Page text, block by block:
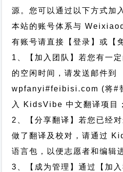
源。您可以通过以下方式加
本站的账号体系与
有账号请直接【登录】或【
1、【加入团队】若您有一
的空闲时间，请发送邮件到
wpfanyi#feibisi.com (将#
入 KidsVibe 中文翻译项目；
2、【分享翻译】若您已经
做了翻译及校对，请通过
语言包，以便志愿者和编辑
3、【成为管理】通过【加